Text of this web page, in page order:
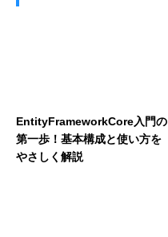
EntityFrameworkCore入門の
第一歩！基本構成と使い方を
やさしく解説